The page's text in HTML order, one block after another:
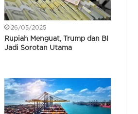
26/05/2025
Rupiah Menguat, Trump dan BI
Jadi Sorotan Utama